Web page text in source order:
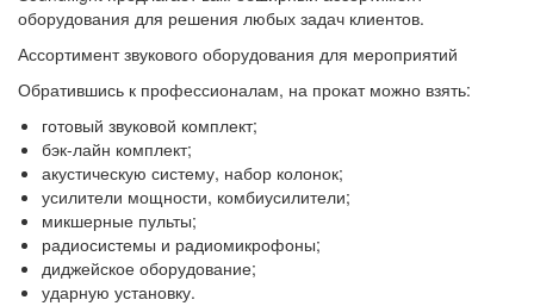
оборудования для решения любых задач клиентов.
Ассортимент звукового оборудования для мероприятий
Обратившись к профессионалам, на прокат можно взять:
готовый звуковой комплект;
бэк-лайн комплект;
акустическую систему, набор колонок;
усилители мощности, комбиусилители;
микшерные пульты;
радиосистемы и радиомикрофоны;
диджейское оборудование;
ударную установку.